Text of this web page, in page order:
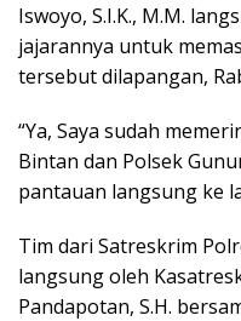
Iswoyo, S.I.K., M.M.
jajarannya untuk
tersebut dilapangan,
“Ya, Saya sudah
Bintan dan Polsek
pantauan langsung ke
Tim dari Satreskrim
langsung oleh
Pandapotan, S.H.